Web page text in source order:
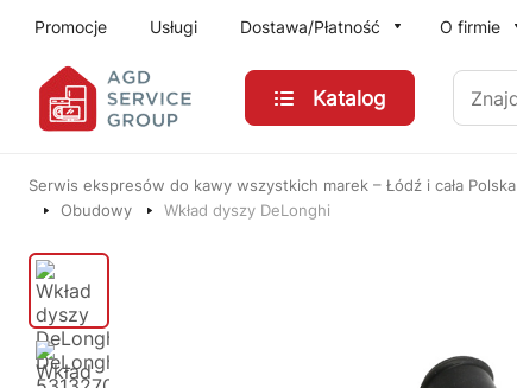
Promocje Usługi Dostawa/Płatność O firmie
Katalog
Znajdź
Serwis ekspresów do kawy wszystkich marek – Łódź i cała Polska
Obudowy
Wkład dyszy DeLonghi